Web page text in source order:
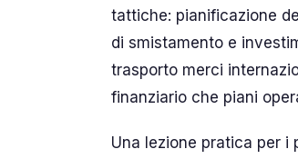
tattiche: pianificazione
di smistamento e
trasporto merci
finanziario che piani
Una lezione pratica per